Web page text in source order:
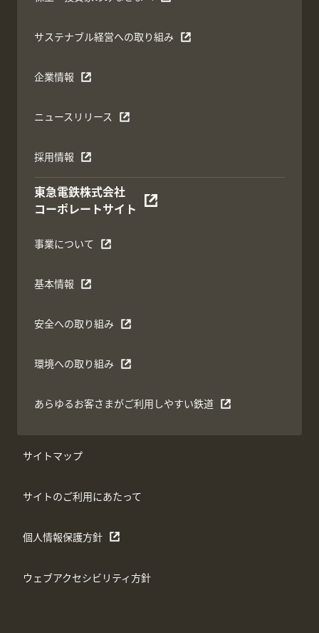
サステナブル経営への取り組み
企業情報
ニュースリリース
採用情報
東急電鉄株式会社
コーポレートサイト
事業について
基本情報
安全への取り組み
環境への取り組み
あらゆるお客さまがご利用しやすい鉄道
サイトマップ
サイトのご利用にあたって
個人情報保護方針
ウェブアクセシビリティ方針